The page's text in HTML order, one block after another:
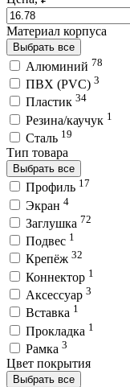
Материал корпуса
Выбрать все
Алюминий 78
ПВХ (PVC) 3
Пластик 34
Резина/каучук 1
Сталь 19
Тип товара
Выбрать все
Профиль 17
Экран 4
Заглушка 72
Подвес 1
Крепёж 32
Коннектор 1
Аксессуар 3
Вставка 1
Прокладка 1
Рамка 3
Цвет покрытия
Выбрать все